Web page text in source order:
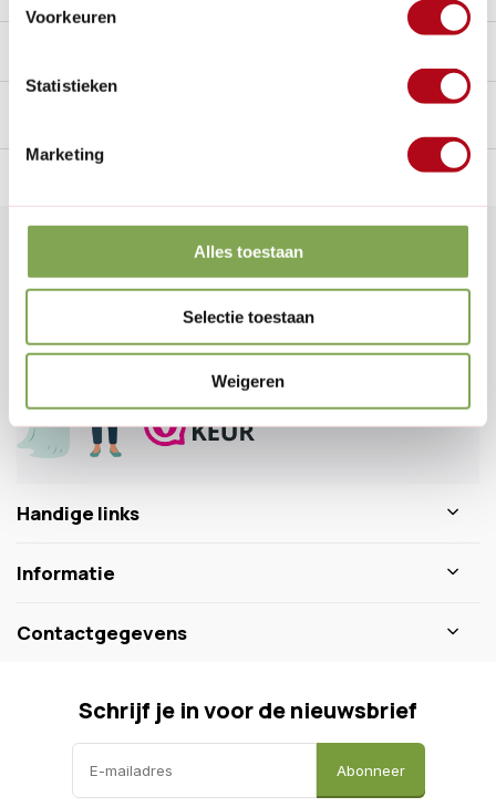
Voorkeuren
Statistieken
Marketing
Alles toestaan
Selectie toestaan
Weigeren
de tuinspecialist
Klantenservice
Veelgestelde vragen
0346 218 111
info@dewiltfang.nl
+31 640511932
Handige links
Informatie
Contactgegevens
Schrijf je in voor de nieuwsbrief
Abonneer